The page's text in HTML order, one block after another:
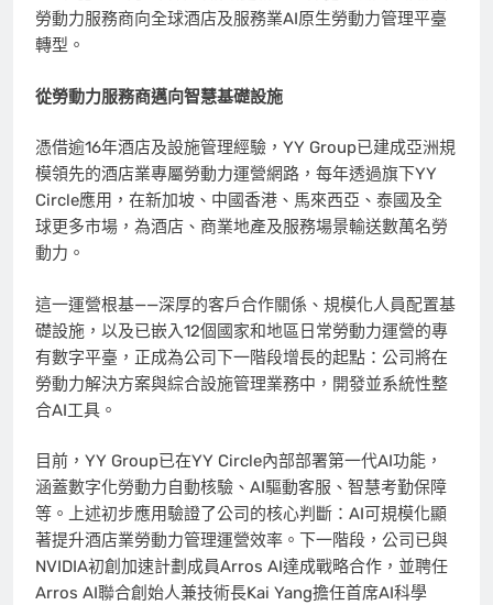
勞動力服務商向全球酒店及服務業AI原生勞動力管理平臺
轉型。
從勞動力服務商邁向智慧基礎設施
憑借逾16年酒店及設施管理經驗，YY Group已建成亞洲規
模領先的酒店業專屬勞動力運營網路，每年透過旗下YY
Circle應用，在新加坡、中國香港、馬來西亞、泰國及全
球更多市場，為酒店、商業地產及服務場景輸送數萬名勞
動力。
這一運營根基——深厚的客戶合作關係、規模化人員配置基
礎設施，以及已嵌入12個國家和地區日常勞動力運營的專
有數字平臺，正成為公司下一階段增長的起點：公司將在
勞動力解決方案與綜合設施管理業務中，開發並系統性整
合AI工具。
目前，YY Group已在YY Circle內部部署第一代AI功能，
涵蓋數字化勞動力自動核驗、AI驅動客服、智慧考勤保障
等。上述初步應用驗證了公司的核心判斷：AI可規模化顯
著提升酒店業勞動力管理運營效率。下一階段，公司已與
NVIDIA初創加速計劃成員Arros AI達成戰略合作，並聘任
Arros AI聯合創始人兼技術長Kai Yang擔任首席AI科學